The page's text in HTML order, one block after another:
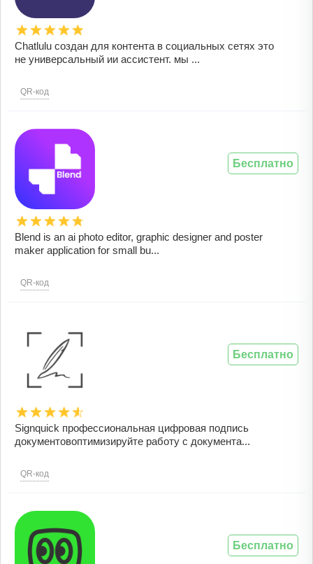
Chatlulu создан для контента в социальных сетях это
не универсальный ии ассистент. мы ...
QR-код
Blend is an ai photo editor, graphic designer and poster
maker application for small bu...
QR-код
Бесплатно
Signquick профессиональная цифровая подпись
документовоптимизируйте работу с документа...
QR-код
Бесплатно
Бесплатно